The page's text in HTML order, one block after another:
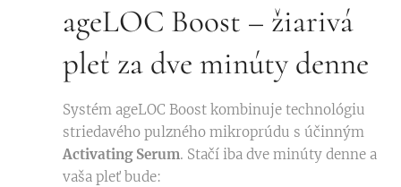
ageLOC Boost – žiarivá
pleť za dve minúty denne
Systém ageLOC Boost kombinuje technológiu
striedavého pulzného mikroprúdu s účinným
Activating Serum. Stačí iba dve minúty denne a
vaša pleť bude: